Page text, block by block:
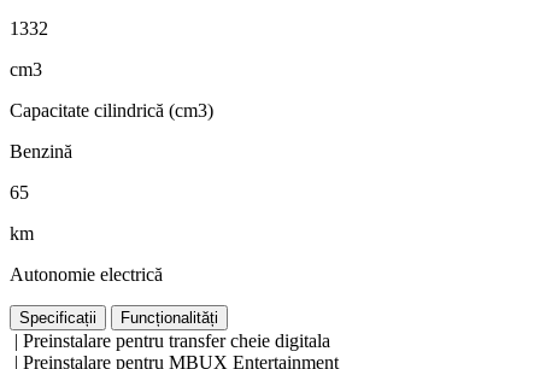
1332
cm3
Capacitate cilindrică (cm3)
Benzină
65
km
Autonomie electrică
Specificații Funcționalități
| Preinstalare pentru transfer cheie digitala
| Preinstalare pentru MBUX Entertainment